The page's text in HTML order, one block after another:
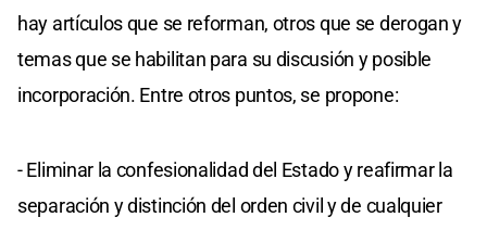
hay artículos que se reforman, otros que se derogan y
temas que se habilitan para su discusión y posible
incorporación. Entre otros puntos, se propone:
- Eliminar la confesionalidad del Estado y reafirmar la
separación y distinción del orden civil y de cualquier